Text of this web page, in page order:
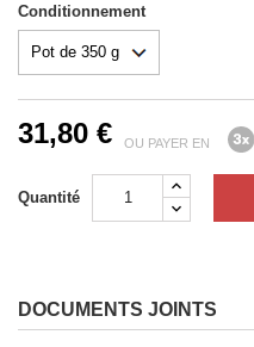
Conditionnement
31,80 € OU PAYER EN
Quantité
DOCUMENTS JOINTS